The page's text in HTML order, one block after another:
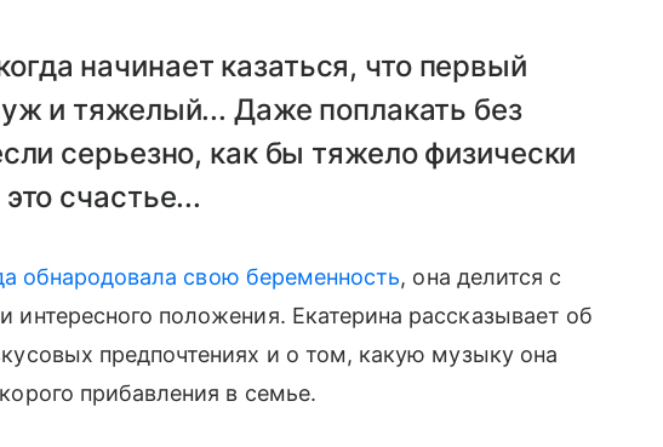
начинает казаться, что первый
и тяжелый... Даже поплакать без
серьезно, как бы тяжело физически
счастье...
обнародовала свою беременность, она делится с
положения. Екатерина рассказывает об
предпочтениях и о том, какую музыку она
прибавления в семье.